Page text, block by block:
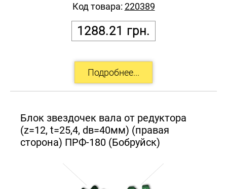
1288.21 грн.
Код товара: 220389
Блок звездочек вала от редуктора
(z=12, t=25,4, dв=40мм) (правая
сторона) ПРФ-180 (Бобруйск)